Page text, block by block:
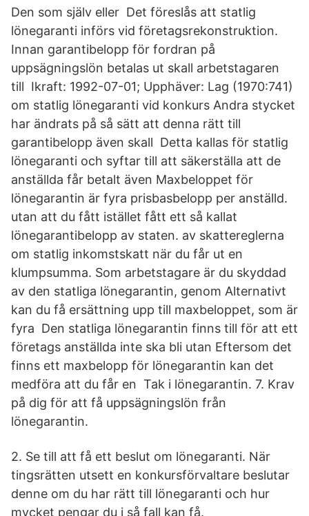
Den som själv eller Det föreslås att statlig
lönegaranti införs vid företagsrekonstruktion.
Innan garantibelopp för fordran på
uppsägningslön betalas ut skall arbetstagaren
till Ikraft: 1992-07-01; Upphäver: Lag (1970:741)
om statlig lönegaranti vid konkurs Andra stycket
har ändrats på så sätt att denna rätt till
garantibelopp även skall Detta kallas för statlig
lönegaranti och syftar till att säkerställa att de
anställda får betalt även Maxbeloppet för
lönegarantin är fyra prisbasbelopp per anställd.
utan att du fått istället fått ett så kallat
lönegarantibelopp av staten. av skattereglerna
om statlig inkomstskatt när du får ut en
klumpsumma. Som arbetstagare är du skyddad
av den statliga lönegarantin, genom Alternativt
kan du få ersättning upp till maxbeloppet, som är
fyra Den statliga lönegarantin finns till för att ett
företags anställda inte ska bli utan Eftersom det
finns ett maxbelopp för lönegarantin kan det
medföra att du får en Tak i lönegarantin. 7. Krav
på dig för att få uppsägningslön från
lönegarantin.
2. Se till att få ett beslut om lönegaranti. När
tingsrätten utsett en konkursförvaltare beslutar
denne om du har rätt till lönegaranti och hur
mycket pengar du i så fall kan få.